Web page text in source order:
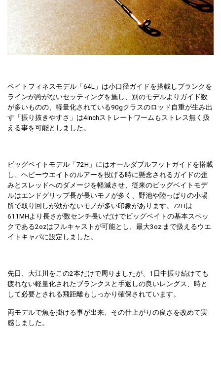
ベイトフィネスモデル「64L」は小口径ガイドを搭載しブランクを
ラインが跨がないセッティングを施し、別のモデルよりガイド数
が多いものの、軽量化されている90gクラスのロッド自重が生み出
す「振り抜きやすさ」は4inchストレートワームもストレス無く扱
える事を可能としました。
ビッグベイトモデル「72H」にはオールダブルフットガイドを搭載
し、ヘビーウエイトのルアーを投げる時に懸念されるガイドの歪
みとスレッドへのダメージを軽減させ、従来のビッグベイトモデ
ルはエンドグリップ長が長いモノが多く、野池や陸っぱりの小場
所で取り回しが効かないモノが多い印象があります。72Hは
611MHより長さが数センチ長いだけでビッグベイトの基本スペッ
クである2ozはフルキャストが可能とし、最大3oz.まで扱えるウエ
イトキャパに設定しました。
先日、大江川をこの2本だけで周りましたが、1日中振り続けても
疲れない軽量化されたブランクスと手返しの良いレングス、時と
して必要とされる飛距離もしっかり確保されています。
両モデルで魚を掛ける事が出来、その仕上がりの良さを改めて実
感しました。